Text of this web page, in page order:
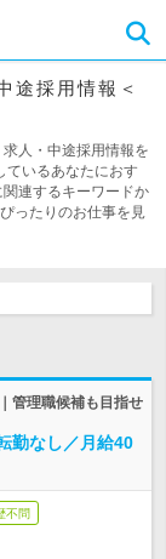
途採用情報＜
人・中途採用情報を
ているあなたにおす
連するキーワードか
ったりのお仕事を見
管理職候補も目指せ
勤なし／月給40
不問